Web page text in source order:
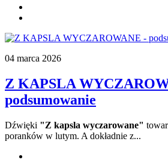
04 marca 2026
Z KAPSLA
podsumowanie
Dźwięki "Z kapsla wyczarowane"
poranków w lutym. A dokładnie z...